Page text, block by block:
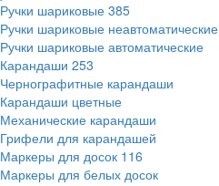
Ручки шариковые 385
Ручки шариковые неавтоматические
Ручки шариковые автоматические
Карандаши 253
Чернографитные карандаши
Карандаши цветные
Механические карандаши
Грифели для карандашей
Маркеры для досок 116
Маркеры для белых досок